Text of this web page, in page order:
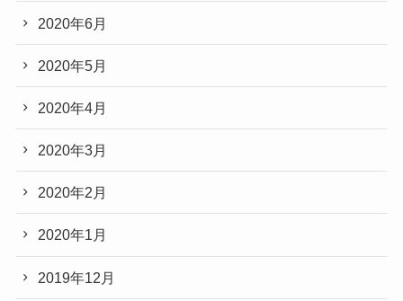
2020年6月
2020年5月
2020年4月
2020年3月
2020年2月
2020年1月
2019年12月